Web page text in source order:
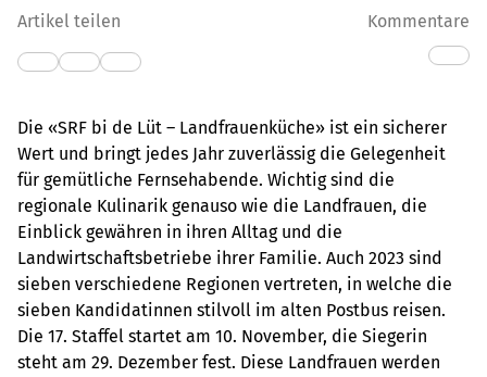
Artikel teilen Kommentare
Die «SRF bi de Lüt – Landfrauenküche» ist ein sicherer
Wert und bringt jedes Jahr zuverlässig die Gelegenheit
für gemütliche Fernsehabende. Wichtig sind die
regionale Kulinarik genauso wie die Landfrauen, die
Einblick gewähren in ihren Alltag und die
Landwirtschaftsbetriebe ihrer Familie. Auch 2023 sind
sieben verschiedene Regionen vertreten, in welche die
sieben Kandidatinnen stilvoll im alten Postbus reisen.
Die 17. Staffel startet am 10. November, die Siegerin
steht am 29. Dezember fest. Diese Landfrauen werden